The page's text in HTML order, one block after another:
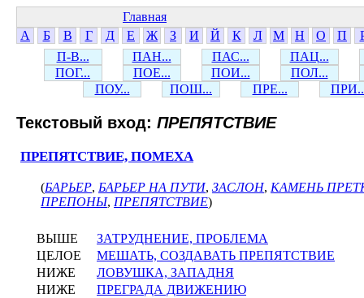
Главная
А
Б В Г Д Е Ж З И Й К Л М Н О П
П-В...
ПАН... ПАС...
ПАЦ...
ПОГ...
ПОЕ... ПОИ...
ПОЛ...
ПОУ...
ПОШ... ПРЕ...
Текстовый вход: ПРЕПЯТСТВИЕ
ПРЕПЯТСТВИЕ, ПОМЕХА
(БАРЬЕР, БАРЬЕР НА ПУТИ, ЗАСЛОН, КАМЕНЬ
ПРЕПОНЫ, ПРЕПЯТСТВИЕ)
ВЫШЕ
ЗАТРУДНЕНИЕ, ПРОБЛЕМА
ЦЕЛОЕ
МЕШАТЬ, СОЗДАВАТЬ ПРЕПЯТСТВИЕ
НИЖЕ
ЛОВУШКА, ЗАПАДНЯ
НИЖЕ
ПРЕГРАДА ДВИЖЕНИЮ